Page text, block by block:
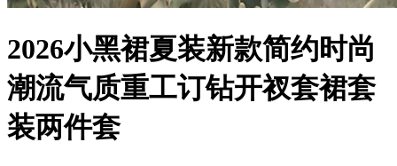
2026小黑裙夏装新款简约时尚
潮流气质重工订钻开衩套裙套
装两件套